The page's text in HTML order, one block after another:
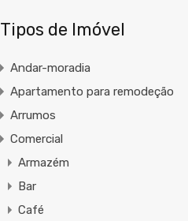
Tipos de Imóvel
Andar-moradia
Apartamento para remodeção
Arrumos
Comercial
Armazém
Bar
Café